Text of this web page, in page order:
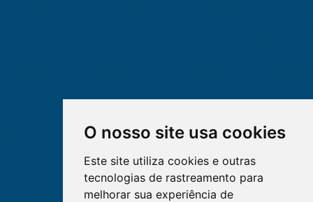
O nosso site usa cookies
Este site utiliza cookies e outras
tecnologias de rastreamento para
melhorar sua experiência de